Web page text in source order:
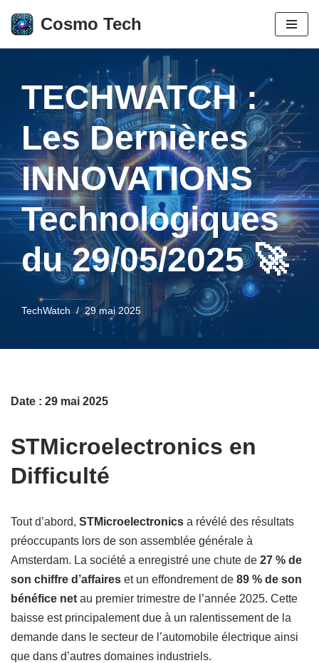
Aller
Cosmo Tech
TECHWATCH :
Les Dernières
INNOVATIONS
Technologiques
du 29/05/2025 🚀
TechWatch 29 mai 2025
Date : 29 mai 2025
STMicroelectronics en
Difficulté
Tout d’abord, STMicroelectronics a révélé des résultats
préoccupants lors de son assemblée générale à
Amsterdam. La société a enregistré une chute de 27 % de
son chiffre d’affaires et un effondrement de 89 % de son
bénéfice net au premier trimestre de l’année 2025. Cette
baisse est principalement due à un ralentissement de la
demande dans le secteur de l’automobile électrique ainsi
que dans d’autres domaines industriels.